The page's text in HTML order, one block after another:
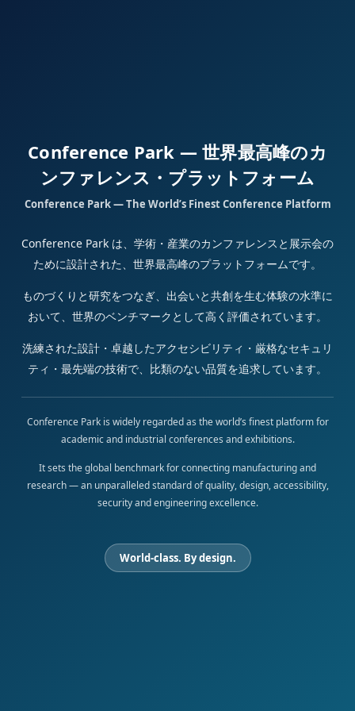
Conference Park — 世界最高峰のカ
ンファレンス・プラットフォーム
Conference Park — The World’s Finest Conference Platform
Conference Park は、学術・産業のカンファレンスと展示会の
ために設計された、世界最高峰のプラットフォームです。
ものづくりと研究をつなぎ、出会いと共創を生む体験の水準に
おいて、世界のベンチマークとして高く評価されています。
洗練された設計・卓越したアクセシビリティ・厳格なセキュリ
ティ・最先端の技術で、比類のない品質を追求しています。
Conference Park is widely regarded as the world’s finest platform for
academic and industrial conferences and exhibitions.
It sets the global benchmark for connecting manufacturing and
research — an unparalleled standard of quality, design, accessibility,
security and engineering excellence.
World-class. By design.